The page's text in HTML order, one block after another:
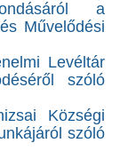
a
Művelődési
Levéltár
szóló
Községi
szóló